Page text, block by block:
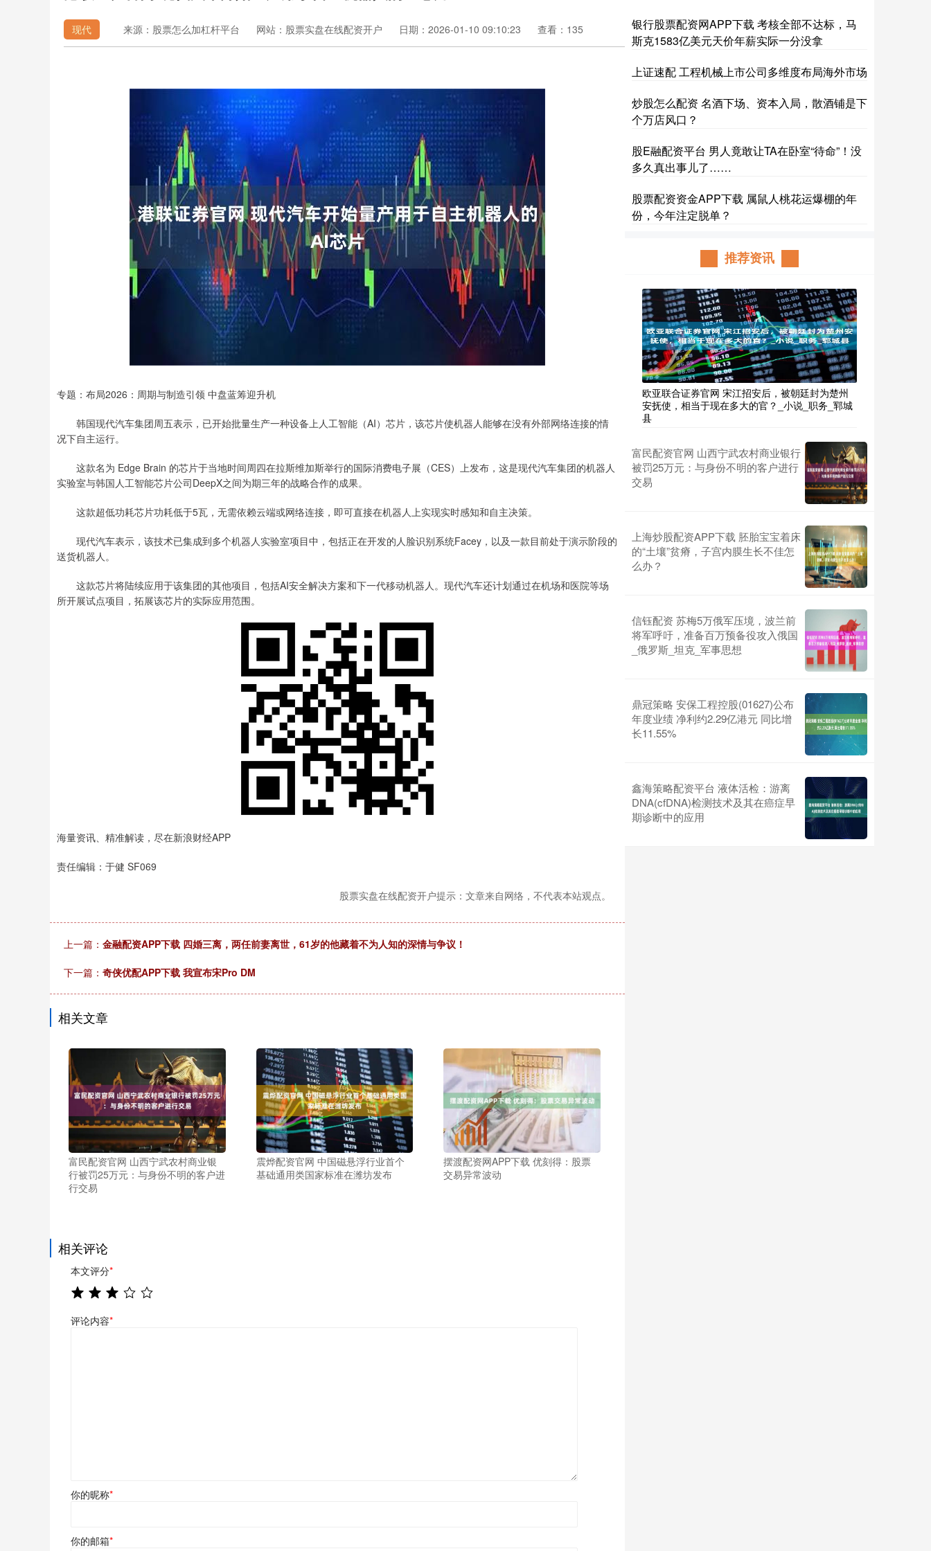
现代 来源：股票怎么加杠杆平台 网站：股票实盘在线配资开户 日期：2026-01-10 09:10:23 查看：135
专题：布局2026：周期与制造引领 中盘蓝筹迎升机
韩国现代汽车集团周五表示，已开始批量生产一种设备上人工智能（AI）芯片，该芯片使机器人能够在没有外部网络连接的情
况下自主运行。
这款名为 Edge Brain 的芯片于当地时间周四在拉斯维加斯举行的国际消费电子展（CES）上发布，这是现代汽车集团的机器人
实验室与韩国人工智能芯片公司DeepX之间为期三年的战略合作的成果。
这款超低功耗芯片功耗低于5瓦，无需依赖云端或网络连接，即可直接在机器人上实现实时感知和自主决策。
现代汽车表示，该技术已集成到多个机器人实验室项目中，包括正在开发的人脸识别系统Facey，以及一款目前处于演示阶段的
送货机器人。
这款芯片将陆续应用于该集团的其他项目，包括AI安全解决方案和下一代移动机器人。现代汽车还计划通过在机场和医院等场
所开展试点项目，拓展该芯片的实际应用范围。
海量资讯、精准解读，尽在新浪财经APP
责任编辑：于健 SF069
股票实盘在线配资开户提示：文章来自网络，不代表本站观点。
上一篇： 金融配资APP下载 四婚三离，两任前妻离世，61岁的他藏着不为人知的深情与争议！
下一篇： 奇侠优配APP下载 我宣布宋Pro DM
相关文章
富民配资官网 山西宁武农村商业银
行被罚25万元：与身份不明的客户进
行交易
震烨配资官网 中国磁悬浮行业首个
基础通用类国家标准在潍坊发布
摆渡配资网APP下载 优刻得：股票
交易异常波动
相关评论
本文评分*
评论内容*
你的昵称*
你的邮箱*
银行股票配资网APP下载 考核全部不达标，马
斯克1583亿美元天价年薪实际一分没拿
上证速配 工程机械上市公司多维度布局海外市场
炒股怎么配资 名酒下场、资本入局，散酒铺是下
个万店风口？
股E融配资平台 男人竟敢让TA在卧室“待命”！没
多久真出事儿了……
股票配资资金APP下载 属鼠人桃花运爆棚的年
份，今年注定脱单？
推荐资讯
欧亚联合证券官网 宋江招安后，被朝廷封为楚州
安抚使，相当于现在多大的官？_小说_职务_郓城
县
富民配资官网 山西宁武农村商业银行
被罚25万元：与身份不明的客户进行
交易
上海炒股配资APP下载 胚胎宝宝着床
的“土壤”贫瘠，子宫内膜生长不佳怎
么办？
信钰配资 苏梅5万俄军压境，波兰前
将军呼吁，准备百万预备役攻入俄国
_俄罗斯_坦克_军事思想
鼎冠策略 安保工程控股(01627)公布
年度业绩 净利约2.29亿港元 同比增
长11.55%
鑫海策略配资平台 液体活检：游离
DNA(cfDNA)检测技术及其在癌症早
期诊断中的应用